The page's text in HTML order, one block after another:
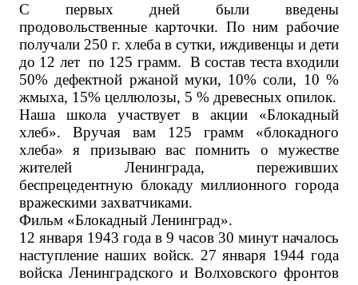
С первых дней были введены
продовольственные карточки. По ним рабочие
получали 250 г. хлеба в сутки, иждивенцы и дети
до 12 лет по 125 грамм. В состав теста входили
50% дефектной ржаной муки, 10% соли, 10 %
жмыха, 15% целлюлозы, 5 % древесных опилок.
Наша школа участвует в акции «Блокадный
хлеб». Вручая вам 125 грамм «блокадного
хлеба» я призываю вас помнить о мужестве
жителей Ленинграда, переживших
беспрецедентную блокаду миллионного города
вражескими захватчиками.
Фильм «Блокадный Ленинград».
12 января 1943 года в 9 часов 30 минут началось
наступление наших войск. 27 января 1944 года
войска Ленинградского и Волховского фронтов